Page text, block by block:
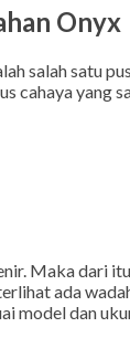
Onyx
salah satu
yang
Maka dari
ada
model dan